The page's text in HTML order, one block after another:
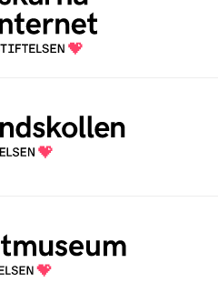
av svenska folkets
är ett oberoende
som drivs av
byggts, och kureras